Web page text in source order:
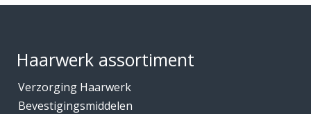
Haarwerk assortiment
Verzorging Haarwerk
Bevestigingsmiddelen